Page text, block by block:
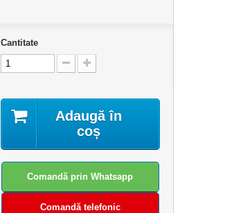
Cantitate
Adaugă în
coș
Comandă prin Whatsapp
Comandă telefonic